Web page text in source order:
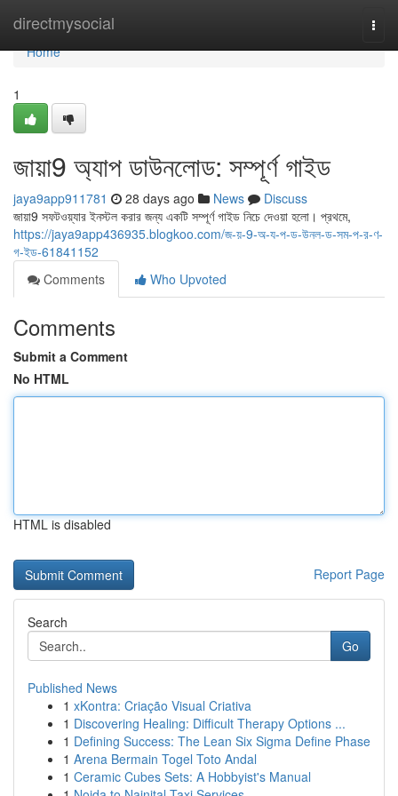
directmysocial
Home
Home
1
জায়া9 অ্যাপ ডাউনলোড: সম্পূর্ণ গাইড
jaya9app911781 28 days ago News
Discuss
জায়া9 সফটওয়্যার ইনস্টল করার জন্য একটি সম্পূর্ণ গাইড নিচে দেওয়া হলো। প্রথমে,
https://jaya9app436935.blogkoo.com/জ-য়-9-অ-য-প-ড-উনল-ড-সম-প-র-ণ-
গ-ইড-61841152
Comments
Who Upvoted
Comments
Submit a Comment
No HTML
HTML is disabled
Report Page
Search
Go
Published News
1 xKontra: Criação Visual Criativa
1 Discovering Healing: Difficult Therapy Options ...
1 Defining Success: The Lean Six Sigma Define Phase
1 Arena Bermain Togel Toto Andal
1 Ceramic Cubes Sets: A Hobbyist's Manual